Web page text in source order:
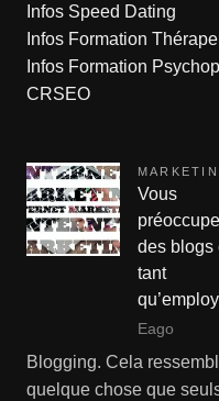
Infos Speed Dating
Infos Formation
Infos Formation
CRSEO
Vous
des blogs
tant
Eago
Blogging. Cela
quelque chose que